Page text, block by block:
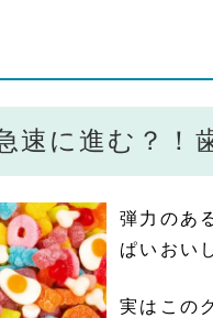
速に進む？！
弾力のあ
ぱいおい
実はこの